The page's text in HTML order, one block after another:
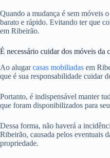
Quando a mudança é sem móveis
barato e rápido. Evitando ter que
em Ribeirão.
É necessário cuidar dos móveis da
Ao alugarcasas mobiliadas em
que é sua responsabilidade cuidar
Portanto, é indispensável manter
que foram disponibilizados para
Dessa forma, não haverá a
Ribeirão, causada pelos eventuais
propriedade.